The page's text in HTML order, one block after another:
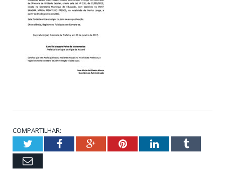
COMPARTILHAR:
TwitterFacebookGoogle+PinterestLinkedInTumblr
Email